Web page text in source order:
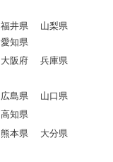
福井県
山梨県
愛知県
大阪府
兵庫県
広島県 山口県
高知県
熊本県
大分県